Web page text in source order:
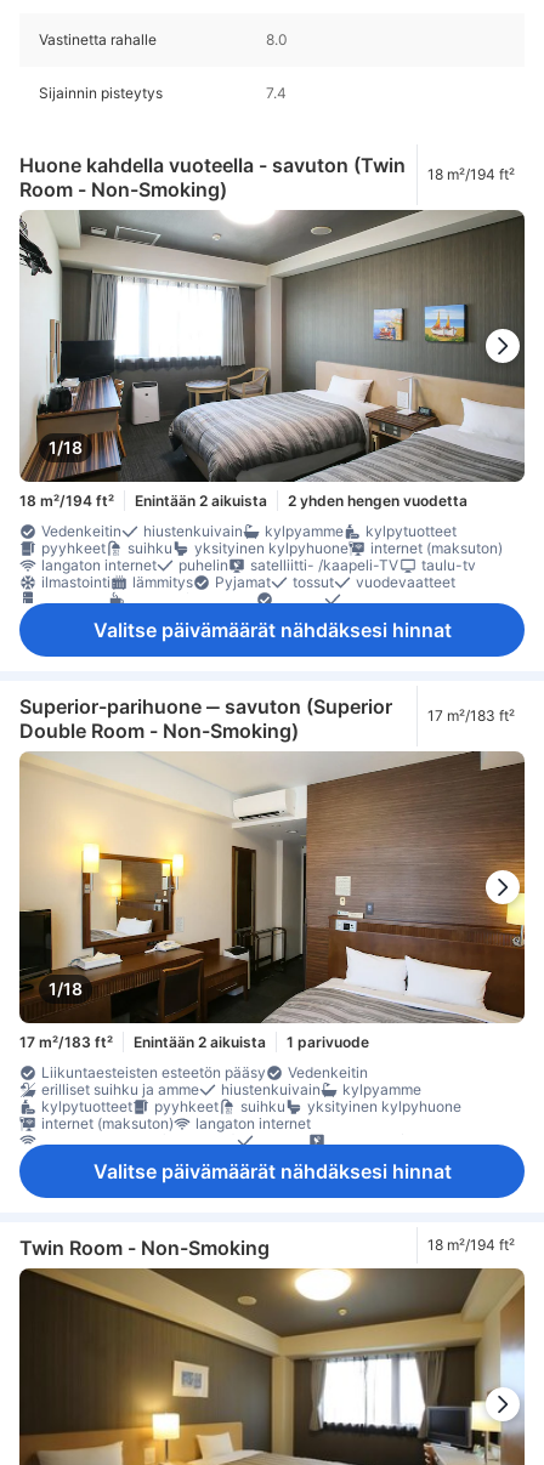
Vastinetta rahalle 8.0
Sijainnin pisteytys 7.4
Huone kahdella vuoteella - savuton (Twin
Room - Non-Smoking)
18 m²/194 ft²
1/18
18 m²/194 ft² Enintään 2 aikuista
2 yhden hengen vuodetta
Vedenkeitin
hiustenkuivain kylpyamme
kylpytuotteet
pyyhkeet
suihku yksityinen kylpyhuone
internet (maksuton)
langaton internet
puhelin satelliitti- /kaapeli-TV
taulu-tv
ilmastointi
lämmitys Pyjamat tossut
vuodevaatteet
jääkaappi
kahvin-/teenkeitin Ikkuna
kokolattiamatto
Valitse päivämäärät nähdäksesi hinnat
Superior-parihuone ‒ savuton (Superior
Double Room - Non-Smoking)
17 m²/183 ft²
1/18
17 m²/183 ft² Enintään 2 aikuista
1 parivuode
Liikuntaesteisten esteetön pääsy
Vedenkeitin
erilliset suihku ja amme
hiustenkuivain
kylpyamme
kylpytuotteet
pyyhkeet suihku
yksityinen kylpyhuone
internet (maksuton)
langaton internet
langaton internet (maksuton)
puhelin
satelliitti- /kaapeli-TV
vuodevaatteet
jääkaappi kahvin-/teenkeitin
Ikkuna
Valitse päivämäärät nähdäksesi hinnat
Twin Room - Non-Smoking 18 m²/194 ft²